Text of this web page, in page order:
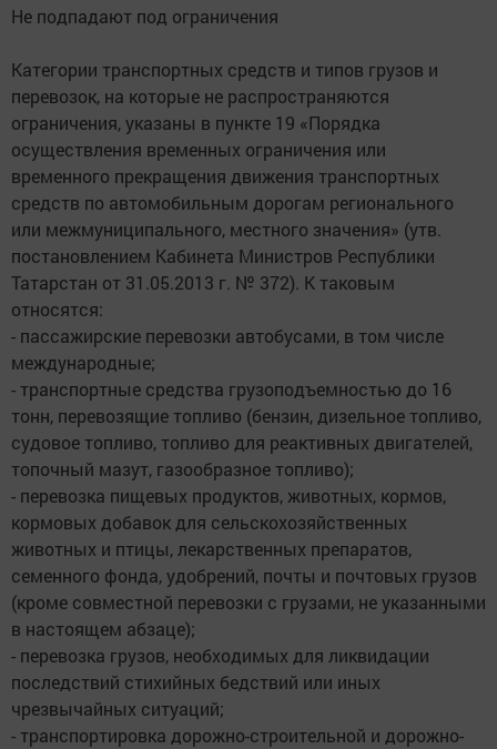
Не подпадают под ограничения
Категории транспортных средств и типов грузов и
перевозок, на которые не распространяются
ограничения, указаны в пункте 19 «Порядка
осуществления временных ограничения или
временного прекращения движения транспортных
средств по автомобильным дорогам регионального
или межмуниципального, местного значения» (утв.
постановлением Кабинета Министров Республики
Татарстан от 31.05.2013 г. № 372). К таковым
относятся:
- пассажирские перевозки автобусами, в том числе
международные;
- транспортные средства грузоподъемностью до 16
тонн, перевозящие топливо (бензин, дизельное топливо,
судовое топливо, топливо для реактивных двигателей,
топочный мазут, газообразное топливо);
- перевозка пищевых продуктов, животных, кормов,
кормовых добавок для сельскохозяйственных
животных и птицы, лекарственных препаратов,
семенного фонда, удобрений, почты и почтовых грузов
(кроме совместной перевозки с грузами, не указанными
в настоящем абзаце);
- перевозка грузов, необходимых для ликвидации
последствий стихийных бедствий или иных
чрезвычайных ситуаций;
- транспортировка дорожно-строительной и дорожно-